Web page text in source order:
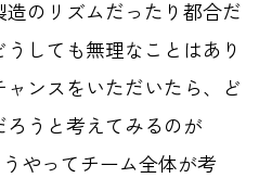
のリズムだったり都合だ
しても無理なことはあり
ンスをいただいたら、ど
ろうと考えてみるのが
やってチーム全体が考